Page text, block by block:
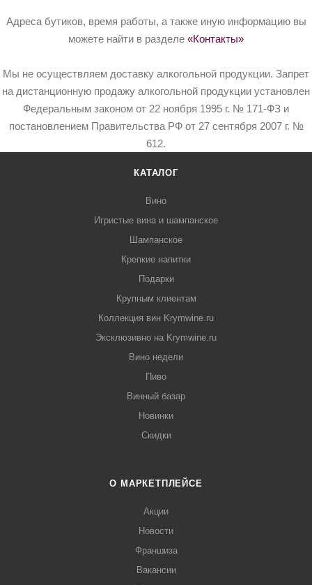
Адреса бутиков, время работы, а также иную информацию вы
можете найти в разделе «Контакты»
Мы не осуществляем доставку алкогольной продукции. Запрет
на дистанционную продажу алкогольной продукции установлен
Федеральным законом от 22 ноября 1995 г. № 171-ФЗ и
постановлением Правительства РФ от 27 сентября 2007 г. №
612.
КАТАЛОГ
Вино
Игристые вина и шампанское
Шампанское
Крепкие напитки
Подарки
Крупным клиентам
Коллекция вин Krymwine.ru
Эксклюзивно на Krymwine.ru
Вино недели
Пиво
Винный базар
Новинки
Скидки
О МАРКЕТПЛЕЙСЕ
Акции
Новости
Франшиза
Вакансии